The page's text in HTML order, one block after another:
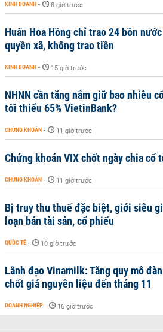
KINH DOANH - 8 giờ trước
Huấn Hoa Hồng chỉ trao 24 bồn
quyền xã, không trao tiền
KINH DOANH - 15 giờ trước
NHNN cần tăng nắm giữ bao nhiêu
tối thiểu 65% VietinBank?
CHỨNG KHOÁN - 11 giờ trước
Chứng khoán VIX chốt ngày chia cổ
CHỨNG KHOÁN - 11 giờ trước
Bị truy thu thuế đặc biệt, giới siêu
loạn bán tài sản, cổ phiếu
QUỐC TẾ - 10 giờ trước
Lãnh đạo Vinamilk: Tăng quy mô
chốt giá nguyên liệu đến tháng 11
DOANH NGHIỆP - 16 giờ trước